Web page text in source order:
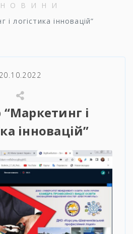
НОВИНИ
і логістика інновацій”
20.10.2022
“Маркетинг і
інновацій”